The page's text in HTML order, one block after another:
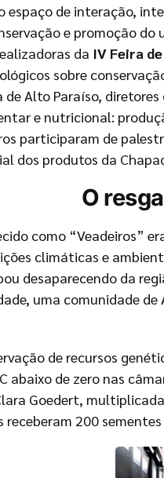
espaço de interação,
e promoção
da IV Feira
sobre
Alto Paraíso,
e nutricional:
participaram de
dos produtos da
O
como “Veadeiros”
climáticas e
desaparecendo da
uma comunidade
de recursos
de zero nas
Goedert,
receberam 200